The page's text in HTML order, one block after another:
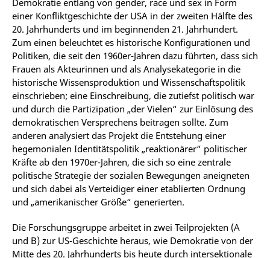
Demokratie entlang von gender, race und sex in Form
einer Konfliktgeschichte der USA in der zweiten Hälfte des
20. Jahrhunderts und im beginnenden 21. Jahrhundert.
Zum einen beleuchtet es historische Konfigurationen und
Politiken, die seit den 1960er-Jahren dazu führten, dass sich
Frauen als Akteurinnen und als Analysekategorie in die
historische Wissensproduktion und Wissenschaftspolitik
einschrieben; eine Einschreibung, die zutiefst politisch war
und durch die Partizipation „der Vielen“ zur Einlösung des
demokratischen Versprechens beitragen sollte. Zum
anderen analysiert das Projekt die Entstehung einer
hegemonialen Identitätspolitik „reaktionärer“ politischer
Kräfte ab den 1970er-Jahren, die sich so eine zentrale
politische Strategie der sozialen Bewegungen aneigneten
und sich dabei als Verteidiger einer etablierten Ordnung
und „amerikanischer Größe“ generierten.
Die Forschungsgruppe arbeitet in zwei Teilprojekten (A
und B) zur US-Geschichte heraus, wie Demokratie von der
Mitte des 20. Jahrhunderts bis heute durch intersektionale